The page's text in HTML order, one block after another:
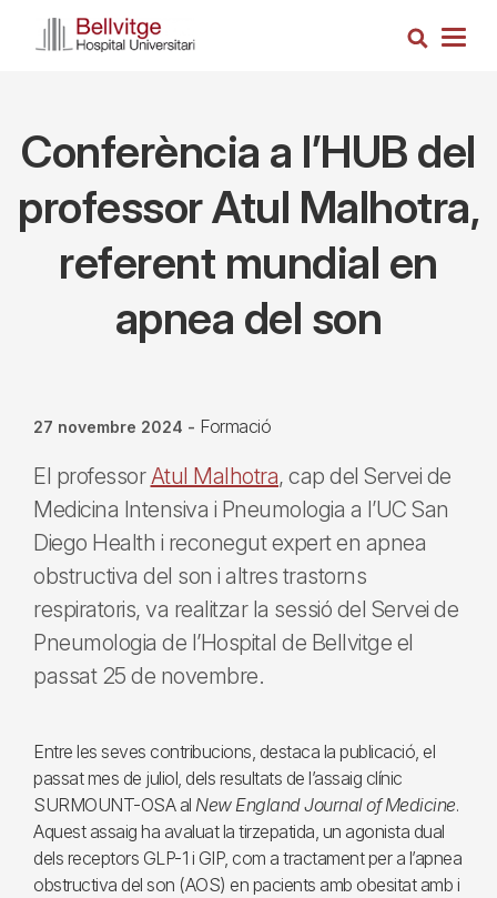
Cerca
Conferència a l’HUB del
professor Atul Malhotra,
referent mundial en
apnea del son
27 novembre 2024 - Formació
El professorAtul Malhotra, cap del Servei de
Medicina Intensiva i Pneumologia a l’UC San
Diego Health i reconegut expert en apnea
obstructiva del son i altres trastorns
respiratoris, va realitzar la sessió del Servei de
Pneumologia de l’Hospital de Bellvitge el
passat 25 de novembre.
Entre les seves contribucions, destaca la publicació, el
passat mes de juliol, dels resultats de l’assaig clínic
SURMOUNT-OSA al New England Journal of Medicine.
Aquest assaig ha avaluat la tirzepatida, un agonista dual
dels receptors GLP-1 i GIP, com a tractament per a l’apnea
obstructiva del son (AOS) en pacients amb obesitat amb i